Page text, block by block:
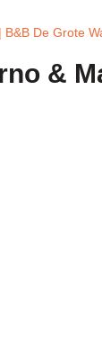
De Grote
&